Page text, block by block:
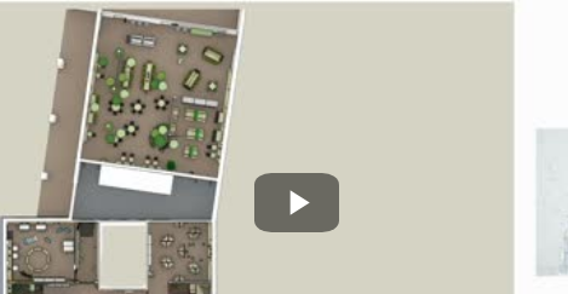
Play